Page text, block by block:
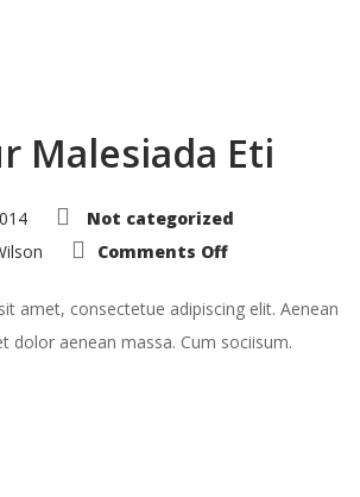
Malesiada Eti
Not categorized
Comments Offon
amet, consectetue adipiscing elit. Aenean
dolor aenean massa. Cum sociisum.